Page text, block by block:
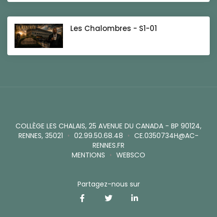
Les Chalombres - S1-01
COLLÈGE LES CHALAIS, 25 AVENUE DU CANADA - BP 90124,
RENNES, 35021 • 02.99.50.68.48 • CE.0350734H@AC-
RENNES.FR
MENTIONS • WEBSCO
Partagez-nous sur